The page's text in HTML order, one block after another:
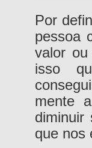
Por
pessoa
valor
isso
mente
diminuir
que nos